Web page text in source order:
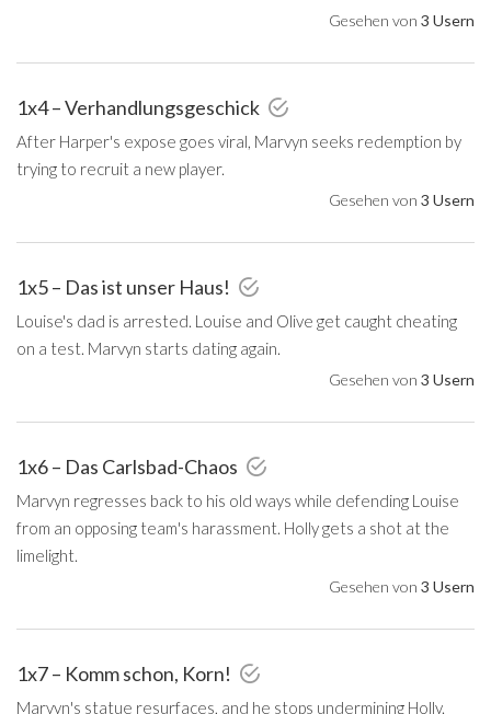
Gesehen von 3 Usern
1x4 – Verhandlungsgeschick
After Harper's expose goes viral, Marvyn seeks redemption by
trying to recruit a new player.
Gesehen von 3 Usern
1x5 – Das ist unser Haus!
Louise's dad is arrested. Louise and Olive get caught cheating
on a test. Marvyn starts dating again.
Gesehen von 3 Usern
1x6 – Das Carlsbad-Chaos
Marvyn regresses back to his old ways while defending Louise
from an opposing team's harassment. Holly gets a shot at the
limelight.
Gesehen von 3 Usern
1x7 – Komm schon, Korn!
Marvyn's statue resurfaces, and he stops undermining Holly.